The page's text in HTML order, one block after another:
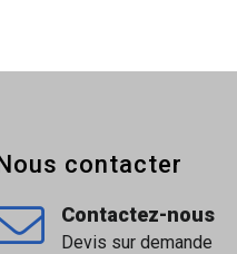
Nous contacter
Contactez-nous
Devis sur demande